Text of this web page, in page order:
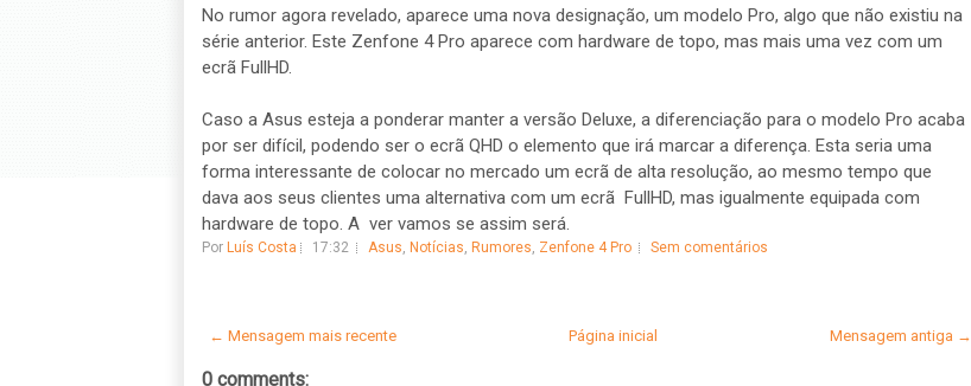
No rumor agora revelado, aparece uma nova designação, um modelo Pro, algo que não existiu na
série anterior. Este Zenfone 4 Pro aparece com hardware de topo, mas mais uma vez com um
ecrã FullHD.
Caso a Asus esteja a ponderar manter a versão Deluxe, a diferenciação para o modelo Pro acaba
por ser difícil, podendo ser o ecrã QHD o elemento que irá marcar a diferença. Esta seria uma
forma interessante de colocar no mercado um ecrã de alta resolução, ao mesmo tempo que
dava aos seus clientes uma alternativa com um ecrã FullHD, mas igualmente equipada com
hardware de topo. A ver vamos se assim será.
Por Luís Costa 17:32 Asus Notícias Rumores Zenfone 4 Pro Sem comentários
← Mensagem mais recente Mensagem antiga →
Página inicial
0 comments: